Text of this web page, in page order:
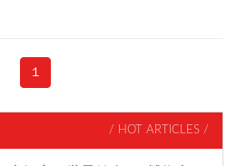
項，更是愈來愈熱門。
1
/ HOT ARTICLES /